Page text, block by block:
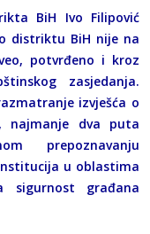
BiH Ivo Filipović
distriktu BiH nije na
potvrđeno i kroz
zasjedanja.
izvješća o
najmanje dva puta
prepoznavanju
u oblastima
sigurnost građana